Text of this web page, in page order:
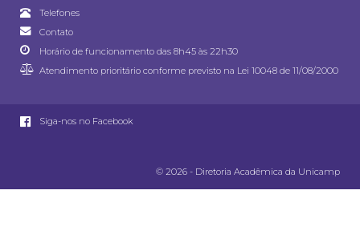
Telefones
Contato
Horário de funcionamento das 8h45 às 22h30
Atendimento prioritário conforme previsto na Lei 10048 de 11/08/2000
Siga-nos no Facebook
© 2026 - Diretoria Acadêmica da Unicamp